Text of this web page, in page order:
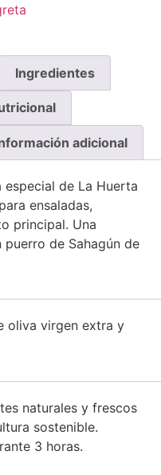
Ingredientes
adicional
especial de La Huerta
ensaladas,
principal. Una
de Sahagún de
oliva virgen extra y
naturales y frescos
sostenible.
3 horas.